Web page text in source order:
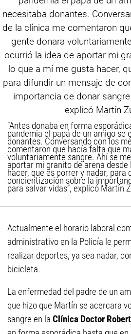
“Antes donaba en forma
pandemia el papá de un amigo se
donantes. Conversando con los
comentaron que hacía falta que
voluntariamente sangre. Ahí se
aportar mi granito de arena desde
hacer, que es correr y nadar, para
concientización sobre la
para salvar vidas”, explicó Martín
Actualmente el horario laboral
administrativo en la Policía le
realizar deportes, ya sea nadar,
bicicleta.
La enfermedad del padre de un
que hizo que Martín se acercara
sangre en la Clínica Doctor